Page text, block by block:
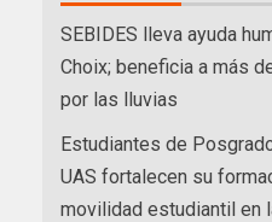
SEBIDES lleva ayuda
Choix; beneficia a más
por las lluvias
Estudiantes de
UAS fortalecen su
movilidad estudiantil en